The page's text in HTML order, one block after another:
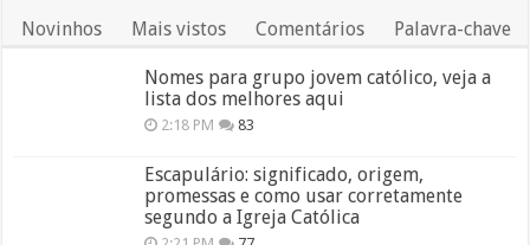
Novinhos Mais vistos Comentários Palavra-chave
Nomes para grupo jovem católico, veja a
lista dos melhores aqui
2:18 PM 83
Escapulário: significado, origem,
promessas e como usar corretamente
segundo a Igreja Católica